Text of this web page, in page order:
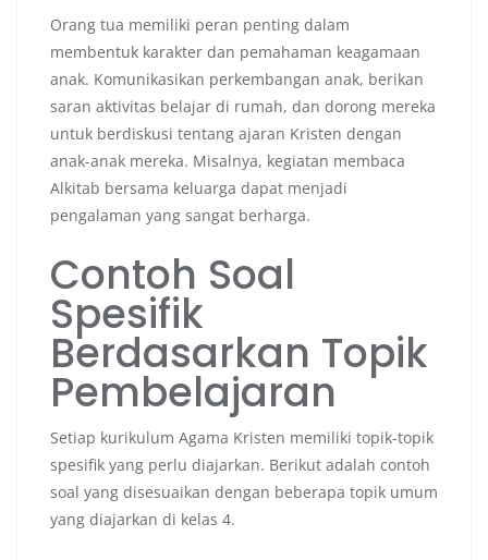
Orang tua memiliki peran penting dalam
membentuk karakter dan pemahaman keagamaan
anak. Komunikasikan perkembangan anak, berikan
saran aktivitas belajar di rumah, dan dorong mereka
untuk berdiskusi tentang ajaran Kristen dengan
anak-anak mereka. Misalnya, kegiatan membaca
Alkitab bersama keluarga dapat menjadi
pengalaman yang sangat berharga.
Contoh Soal
Spesifik
Berdasarkan Topik
Pembelajaran
Setiap kurikulum Agama Kristen memiliki topik-topik
spesifik yang perlu diajarkan. Berikut adalah contoh
soal yang disesuaikan dengan beberapa topik umum
yang diajarkan di kelas 4.